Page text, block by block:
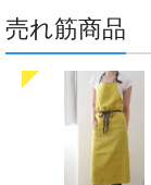
売れ筋商品